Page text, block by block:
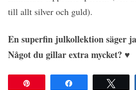
till allt silver och guld).
En superfin julkollektion säger
Något du gillar extra mycket? ♥